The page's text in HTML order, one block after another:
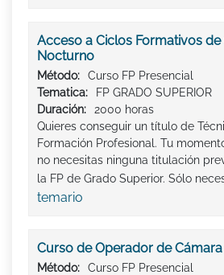
Acceso a Ciclos Formativos
Nocturno
Método:
Curso FP Presencial
Tematica:
FP GRADO SUPERIOR
Duración:
2000 horas
Quieres conseguir un título de
Formación Profesional. Tu
no necesitas ninguna titulación
la FP de Grado Superior. Sólo
temario
Curso de Operador de Cámara
Método:
Curso FP Presencial